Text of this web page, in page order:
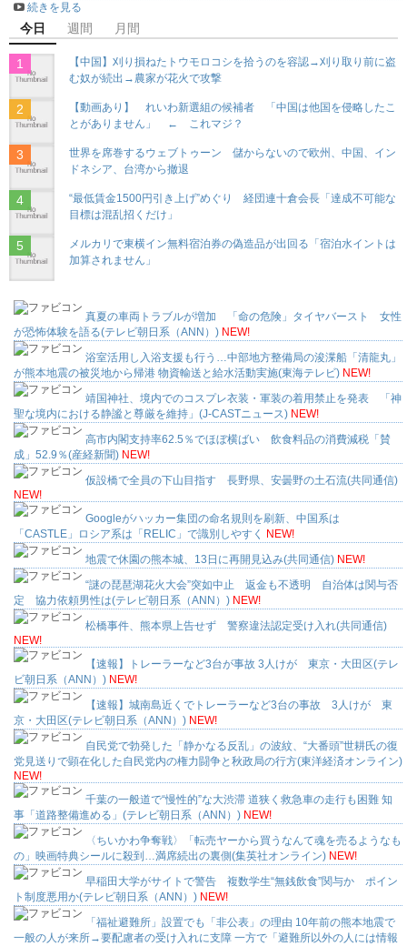
続きを見る
今日 週間 月間
【中国】刈り損ねたトウモロコシを拾うのを容認→刈り取り前に盗
む奴が続出→農家が花火で攻撃
【動画あり】 れいわ新選組の候補者 「中国は他国を侵略したこ
とがありません」 ← これマジ？
世界を席巻するウェブトゥーン 儲からないので欧州、中国、イン
ドネシア、台湾から撤退
“最低賃金1500円引き上げ”めぐり 経団連十倉会長「達成不可能な
目標は混乱招くだけ」
メルカリで東横イン無料宿泊券の偽造品が出回る「宿泊水イントは
加算されません」
真夏の車両トラブルが増加 「命の危険」タイヤバースト 女性
が恐怖体験を語る(テレビ朝日系（ANN）) NEW!
浴室活用し入浴支援も行う…中部地方整備局の浚渫船「清龍丸」
が熊本地震の被災地から帰港 物資輸送と給水活動実施(東海テレビ) NEW!
靖国神社、境内でのコスプレ衣装・軍装の着用禁止を発表 「神
聖な境内における静謐と尊厳を維持」(J-CASTニュース) NEW!
高市内閣支持率62.5％でほぼ横ばい 飲食料品の消費減税「賛
成」52.9％(産経新聞) NEW!
仮設橋で全員の下山目指す 長野県、安曇野の土石流(共同通信)
NEW!
Googleがハッカー集団の命名規則を刷新、中国系は
「CASTLE」ロシア系は「RELIC」で識別しやすく
NEW!
地震で休園の熊本城、13日に再開見込み(共同通信) NEW!
“謎の琵琶湖花火大会”突如中止 返金も不透明 自治体は関与否
定 協力依頼男性は(テレビ朝日系（ANN）) NEW!
松橋事件、熊本県上告せず 警察違法認定受け入れ(共同通信)
NEW!
【速報】トレーラーなど3台が事故 3人けが 東京・大田区(テレ
ビ朝日系（ANN）) NEW!
【速報】城南島近くでトレーラーなど3台の事故 3人けが 東
京・大田区(テレビ朝日系（ANN）) NEW!
自民党で勃発した「静かなる反乱」の波紋、“大番頭”世耕氏の復
党見送りで顕在化した自民党内の権力闘争と秋政局の行方(東洋経済オンライン)
NEW!
千葉の一般道で“慢性的”な大渋滞 道狭く救急車の走行も困難 知
事「道路整備進める」(テレビ朝日系（ANN）) NEW!
〈ちいかわ争奪戦〉「転売ヤーから買うなんて魂を売るようなも
の」映画特典シールに殺到…満席続出の裏側(集英社オンライン) NEW!
早稲田大学がサイトで警告 複数学生“無銭飲食”関与か ポイン
ト制度悪用か(テレビ朝日系（ANN）) NEW!
「福祉避難所」設置でも「非公表」の理由 10年前の熊本地震で
一般の人が来所→要配慮者の受け入れに支障 一方で「避難所以外の人には情報